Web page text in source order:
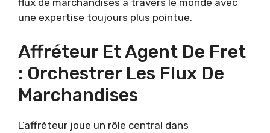
flux de marchandises à travers le monde avec
une expertise toujours plus pointue.
Affréteur Et Agent De Fret
: Orchestrer Les Flux De
Marchandises
L’affréteur joue un rôle central dans